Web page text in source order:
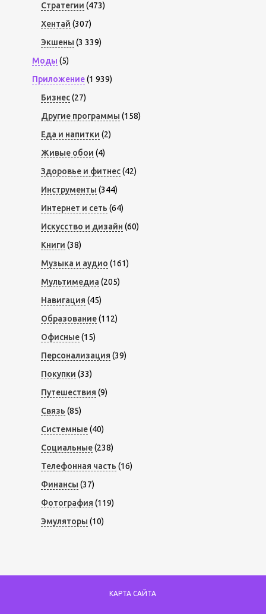
Стратегии (473)
Хентай (307)
Экшены (3 339)
Моды (5)
Приложение(1 939)
Бизнес(27)
Другие программы (158)
Еда и напитки (2)
Живые обои (4)
Здоровье и фитнес(42)
Инструменты (344)
Интернет и сеть (64)
Искусство и дизайн (60)
Книги (38)
Музыка и аудио (161)
Мультимедиа (205)
Навигация (45)
Образование(112)
Офисные(15)
Персонализация (39)
Покупки (33)
Путешествия (9)
Связь (85)
Системные(40)
Социальные(238)
Телефонная часть (16)
Финансы (37)
Фотография (119)
Эмуляторы (10)
КАРТА САЙТА